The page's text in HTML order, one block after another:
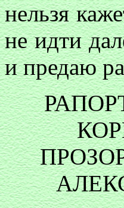
нельзя
не идти
и предаю